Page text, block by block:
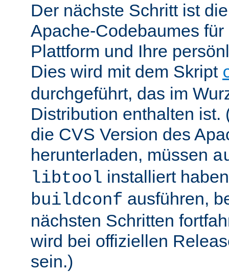
Der nächste Schritt ist
Apache-Codebaumes
Plattform und Ihre
Dies wird mit dem Skript
durchgeführt, das im
Distribution enthalten ist.
die CVS Version des
herunterladen, müssen
libtool installiert
buildconf ausführen,
nächsten Schritten
wird bei offiziellen
sein.)